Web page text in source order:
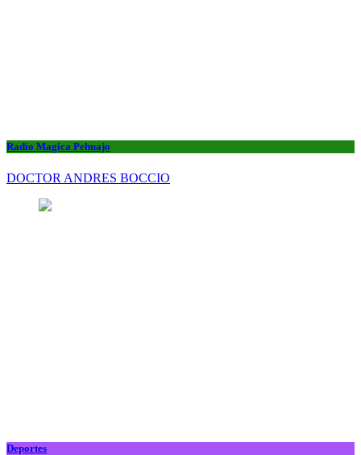
Radio Magica Pehuajo
DOCTOR ANDRES BOCCIO
Deportes